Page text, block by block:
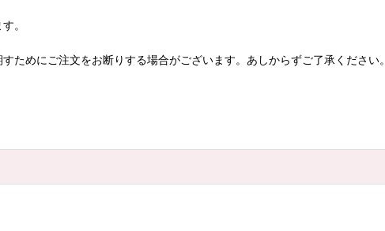
。
めにご注文をお断りする場合がございます。あしからずご了承ください。